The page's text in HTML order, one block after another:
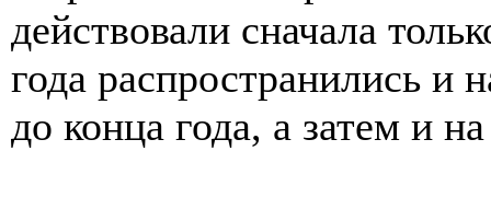
действовали сначала
года распространились и
до конца года, а затем и